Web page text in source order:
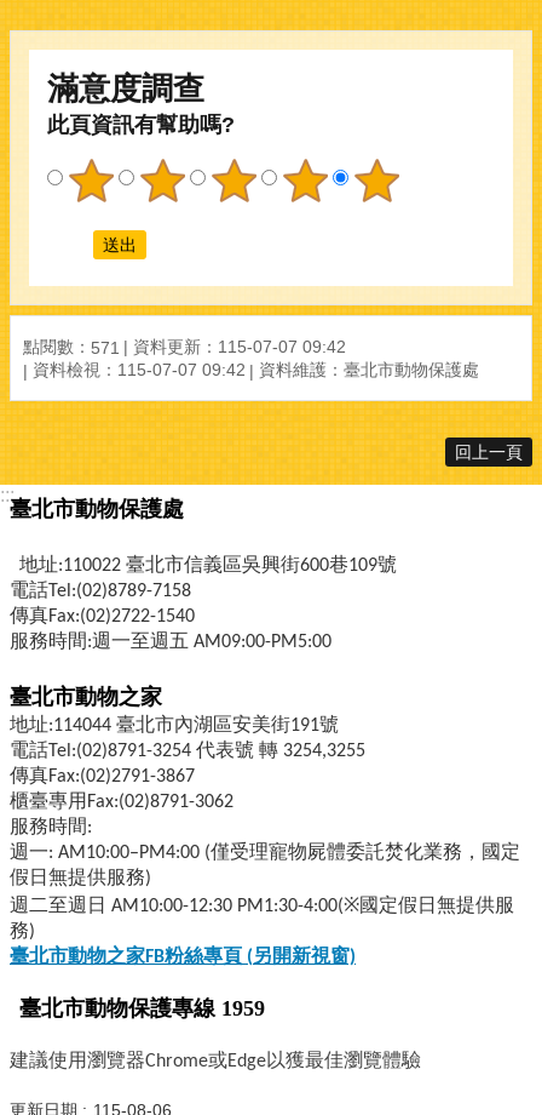
滿意度調查
此頁資訊有幫助嗎?
點閱數： 571 資料更新： 115-07-07 09:42
資料檢視： 115-07-07 09:42 資料維護： 臺北市動物保護處
回上一頁
:::
臺北市動物保護處
地址:110022 臺北市信義區吳興街600巷109號
電話Tel:(02)8789-7158
傳真Fax:(02)2722-1540
服務時間:週一至週五 AM09:00-PM5:00
臺北市動物之家
地址:114044 臺北市內湖區安美街191號
電話Tel:(02)8791-3254 代表號 轉 3254,3255
傳真Fax:(02)2791-3867
櫃臺專用Fax:(02)8791-3062
服務時間:
週一: AM10:00–PM4:00 (僅受理寵物屍體委託焚化業務，國定
假日無提供服務)
週二至週日 AM10:00-12:30 PM1:30-4:00(※國定假日無提供服
務)
臺北市動物之家FB粉絲專頁 (另開新視窗)
臺北市動物保護專線 1959
建議使用瀏覽器Chrome或Edge以獲最佳瀏覽體驗
更新日期 115-08-06